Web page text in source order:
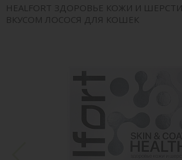
HEALFORT ЗДОРОВЬЕ КОЖИ И
ВКУСОМ ЛОСОСЯ ДЛЯ КОШЕК